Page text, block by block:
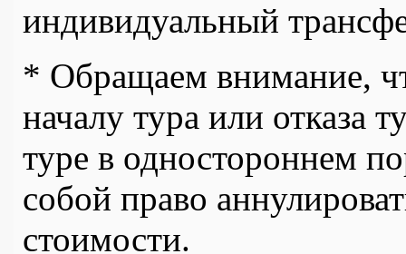
индивидуальный
* Обращаем внимание,
началу тура или отказа
туре в одностороннем
собой право
стоимости.